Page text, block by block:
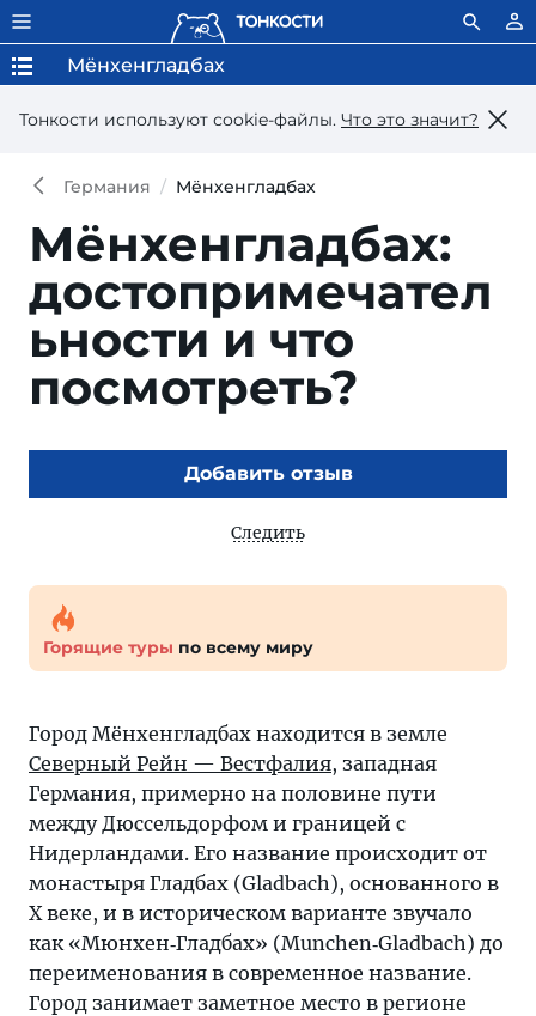
Тонкости используют сookie-файлы. Что это значит?
Мёнхенгладбах
Германия Мёнхенгладбах
Мёнхенгладбах:
достопримечател
ьности и что
посмотреть?
Добавить отзыв
Следить
Горящие туры по всему миру
Город Мёнхенгладбах находится в земле
Северный Рейн — Вестфалия, западная
Германия, примерно на половине пути
между Дюссельдорфом и границей с
Нидерландами. Его название происходит от
монастыря Гладбах (Gladbach), основанного в
X веке, и в историческом варианте звучало
как «Мюнхен‐Гладбах» (Munchen‐Gladbach) до
переименования в современное название.
Город занимает заметное место в регионе